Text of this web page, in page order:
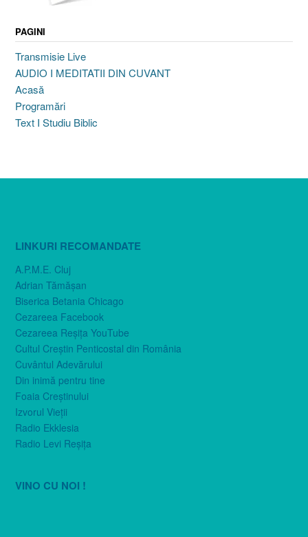
PAGINI
Transmisie Live
AUDIO I MEDITATII DIN CUVANT
Acasă
Programări
Text I Studiu Biblic
LINKURI RECOMANDATE
A.P.M.E. Cluj
Adrian Tămăşan
Biserica Betania Chicago
Cezareea Facebook
Cezareea Reşiţa YouTube
Cultul Creştin Penticostal din România
Cuvântul Adevărului
Din inimă pentru tine
Foaia Creştinului
Izvorul Vieţii
Radio Ekklesia
Radio Levi Reşiţa
VINO CU NOI !